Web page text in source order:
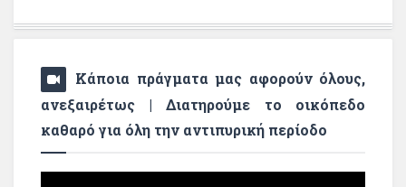
Κάποια πράγματα μας αφορούν όλους,
ανεξαιρέτως | Διατηρούμε το οικόπεδο
καθαρό για όλη την αντιπυρική περίοδο